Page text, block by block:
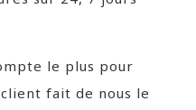
le plus pour
fait de nous le